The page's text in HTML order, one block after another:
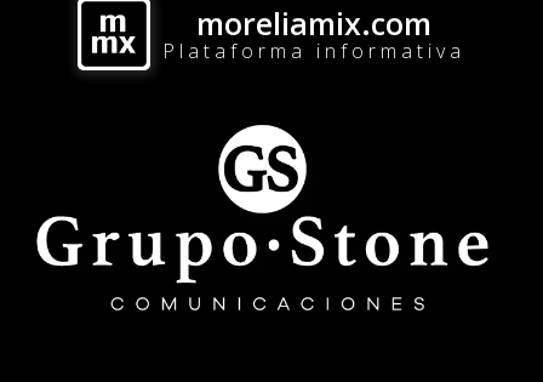
moreliamix.com
Plataforma informativa